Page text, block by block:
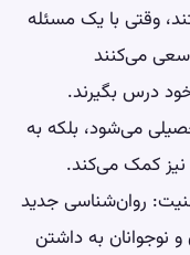
وقتی با یک مسئله
سعی می‌کنند
درس بگیرند.
می‌شود، بلکه به
کمک می‌کند.
روان‌شناسی جدید
نوجوانان به داشتن